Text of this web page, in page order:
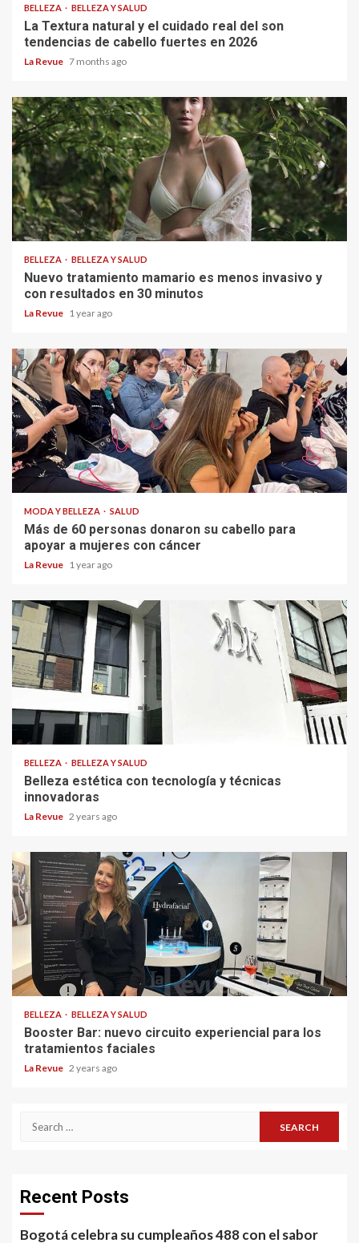
BELLEZA BELLEZA Y SALUD
La Textura natural y el cuidado real del son
tendencias de cabello fuertes en 2026
La Revue 7 months ago
BELLEZA BELLEZA Y SALUD
Nuevo tratamiento mamario es menos invasivo y
con resultados en 30 minutos
La Revue 1 year ago
MODA Y BELLEZA SALUD
Más de 60 personas donaron su cabello para
apoyar a mujeres con cáncer
La Revue 1 year ago
BELLEZA BELLEZA Y SALUD
Belleza estética con tecnología y técnicas
innovadoras
La Revue 2 years ago
BELLEZA BELLEZA Y SALUD
Booster Bar: nuevo circuito experiencial para los
tratamientos faciales
La Revue 2 years ago
Search
Recent Posts
Bogotá celebra su cumpleaños 488 con el sabor